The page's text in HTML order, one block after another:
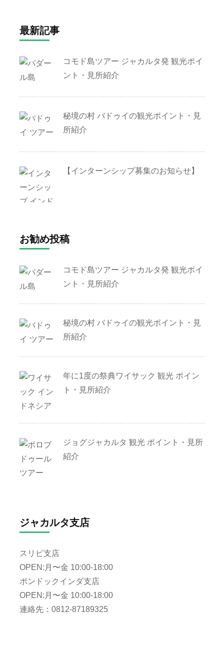
最新記事
コモド島ツアー ジャカルタ発 観光ポイ
ント・見所紹介
秘境の村 バドゥイの観光ポイント・見
所紹介
【インターンシップ募集のお知らせ】
お勧め投稿
コモド島ツアー ジャカルタ発 観光ポイ
ント・見所紹介
秘境の村 バドゥイの観光ポイント・見
所紹介
年に1度の祭典ワイサック 観光 ポイン
ト・見所紹介
ジョグジャカルタ 観光 ポイント・見所
紹介
ジャカルタ支店
スリピ支店
OPEN:月〜金 10:00-18:00
ポンドックインダ支店
OPEN:月〜金 10:00-18:00
連絡先：0812-87189325